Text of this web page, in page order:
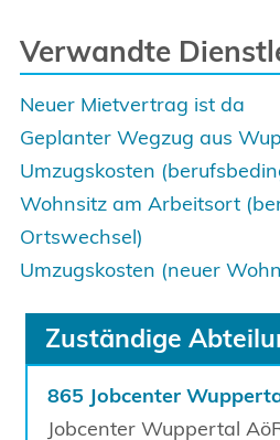
Verwandte
Neuer Mietvertrag ist da
Geplanter Wegzug aus
Umzugskosten
Wohnsitz am Arbeitsort
Ortswechsel)
Umzugskosten (neuer
Zuständige
865 Jobcenter
Jobcenter Wuppertal